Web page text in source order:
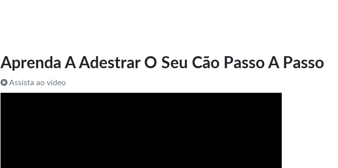
Aprenda A Adestrar O Seu Cão Passo A Passo
Assista ao vídeo